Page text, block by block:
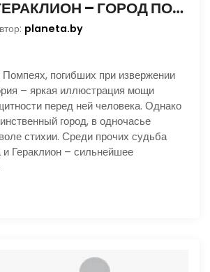
ДРЕВНИЙ ГЕРАКЛИОН – ГОРОД ПОД ВОДОЙ
planeta.by
погибших при извержении
– яркая иллюстрация мощи
перед ней человека. Однако
город, в одночасье
стихии. Среди прочих судьба
и Гераклион – сильнейшее